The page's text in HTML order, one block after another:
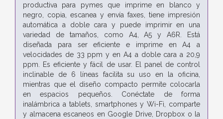
productiva para pymes que imprime en blanco y
negro, copia, escanea y envía faxes, tiene impresión
automática a doble cara y puede imprimir en una
variedad de tamaños, como A4, A5 y A6R. Está
diseñada para ser eficiente e imprime en A4 a
velocidades de 33 ppm y en A4 a doble cara a 20,9
ppm. Es eficiente y fácil de usar. El panel de control
inclinable de 6 líneas facilita su uso en la oficina,
mientras que el diseño compacto permite colocarla
en espacios pequeños. Conéctate de forma
inalámbrica a tablets, smartphones y Wi-Fi, comparte
y almacena escaneos en Google Drive, Dropbox o la